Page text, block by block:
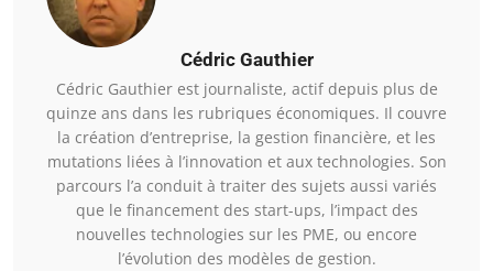
Cédric Gauthier
Cédric Gauthier est journaliste, actif depuis plus de
quinze ans dans les rubriques économiques. Il couvre
la création d’entreprise, la gestion financière, et les
mutations liées à l’innovation et aux technologies. Son
parcours l’a conduit à traiter des sujets aussi variés
que le financement des start-ups, l’impact des
nouvelles technologies sur les PME, ou encore
l’évolution des modèles de gestion.